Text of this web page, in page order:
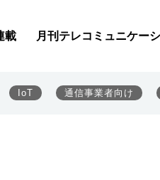
載 月刊テレコミュニケー
IoT 通信事業者向け